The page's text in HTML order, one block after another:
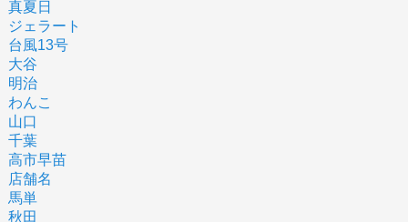
真夏日
ジェラート
台風13号
大谷
明治
わんこ
山口
千葉
高市早苗
店舗名
馬単
秋田